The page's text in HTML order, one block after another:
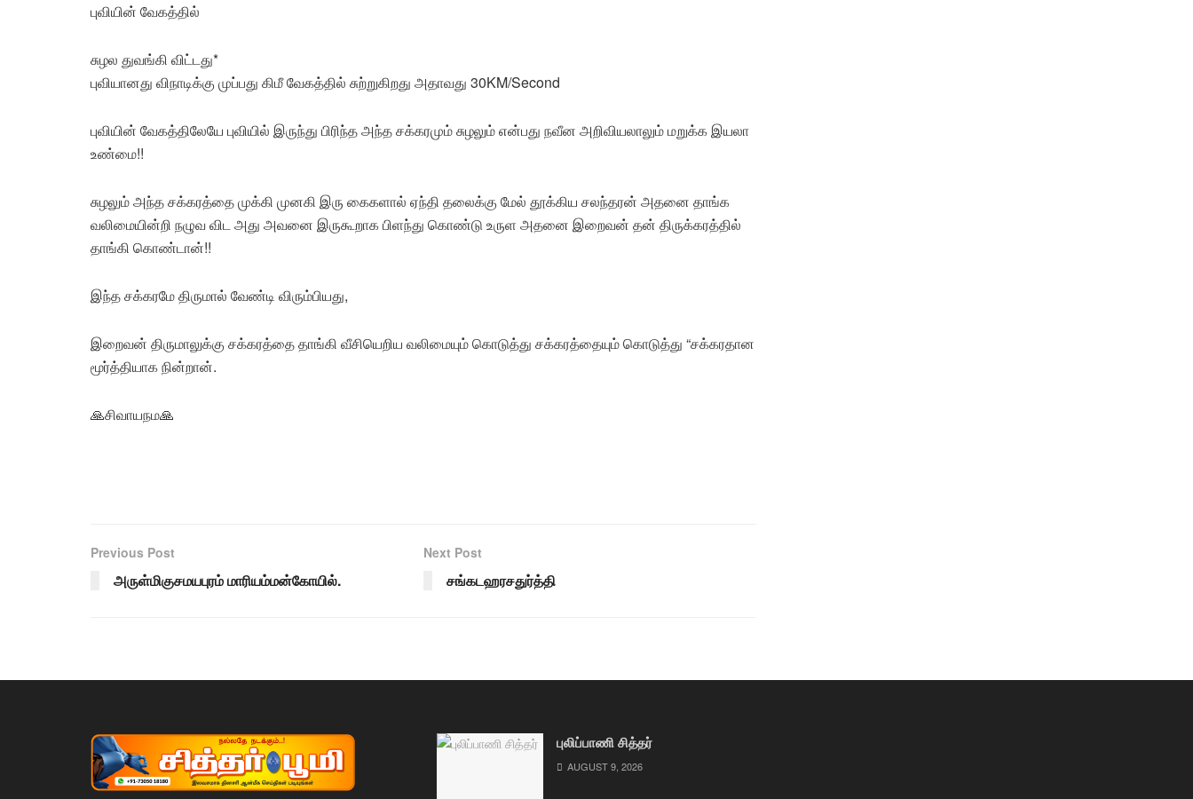
புவியின் வேகத்தில்
சுழல துவங்கி விட்டது*
புவியானது விநாடிக்கு முப்பது கிமீ வேகத்தில் சுற்றுகிறது அதாவது 30KM/Second
புவியின் வேகத்திலேயே புவியில் இருந்து பிரிந்த அந்த சக்கரமும் சுழலும் என்பது நவீன அறிவியலாலும் மறுக்க இயலா
உண்மை!!
சுழலும் அந்த சக்கரத்தை முக்கி முனகி இரு கைகளால் ஏந்தி தலைக்கு மேல் தூக்கிய சலந்தரன் அதனை தாங்க
வலிமையின்றி நழுவ விட அது அவனை இருகூறாக பிளந்து கொண்டு உருள அதனை இறைவன் தன் திருக்கரத்தில்
தாங்கி கொண்டான்!!
இந்த சக்கரமே திருமால் வேண்டி விரும்பியது,
இறைவன் திருமாலுக்கு சக்கரத்தை தாங்கி வீசியெறிய வலிமையும் கொடுத்து சக்கரத்தையும் கொடுத்து “சக்கரதான
மூர்த்தியாக நின்றான்.
🙏சிவாயநம🙏
Previous Post
அருள்மிகுசமயபுரம் மாரியம்மன்கோயில்.
Next Post
சங்கடஹரசதுர்த்தி
புலிப்பாணி சித்தர்
AUGUST 9, 2026